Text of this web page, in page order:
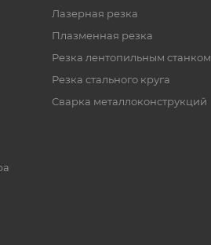
Лазерная резка
Плазменная резка
Резка лентопильным станком
Резка стального круга
Сварка металлоконструкций